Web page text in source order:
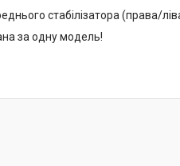
стабілізатора (права/
за одну модель!